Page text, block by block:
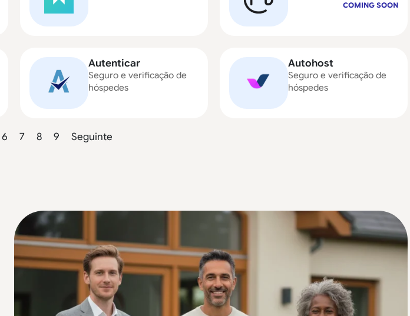
COMING SOON
Autenticar
Seguro e verificação de
hóspedes
Autohost
Seguro e verificação de
hóspedes
6 7 8 9 Seguinte